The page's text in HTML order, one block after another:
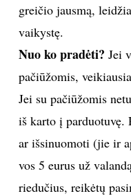
greičio jausmą,
vaikystę.
Nuo ko pradėti? Jei
pačiūžomis,
Jei su pačiūžomis
iš karto į parduotuvę.
ar išsinuomoti (jie ir
vos 5 eurus už
riedučius, reikėtų